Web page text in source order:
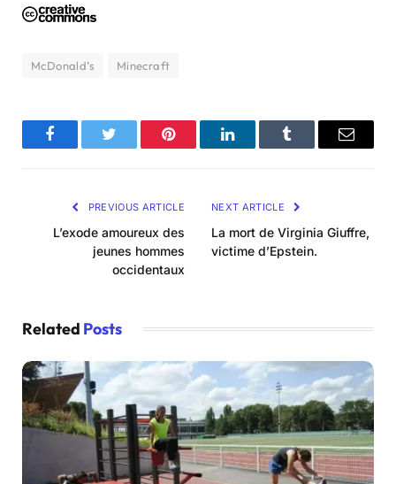
McDonald’s Minecraft
FacebookTwitter Pinterest LinkedInTumblr Email
PREVIOUS ARTICLE
L’exode amoureux des
jeunes hommes
occidentaux
NEXT ARTICLE
La mort de Virginia Giuffre,
victime d’Epstein.
Related Posts